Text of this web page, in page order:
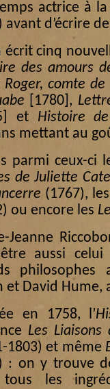
actrice à
avant d’écrire
écrit cinq
des amours
Roger, comte
[1780],
et Histoire
mettant au
parmi ceux-ci
de Juliette
(1767),
ou encore les
Jeanne
être aussi
philosophes
et David Hume,
en 1758, l’
Les Liaisons
1803) et même
: on y trouve
les